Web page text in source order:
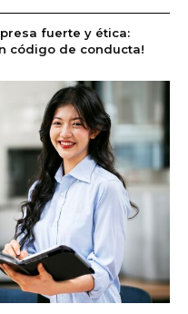
fuerte y ética:
código de conducta!